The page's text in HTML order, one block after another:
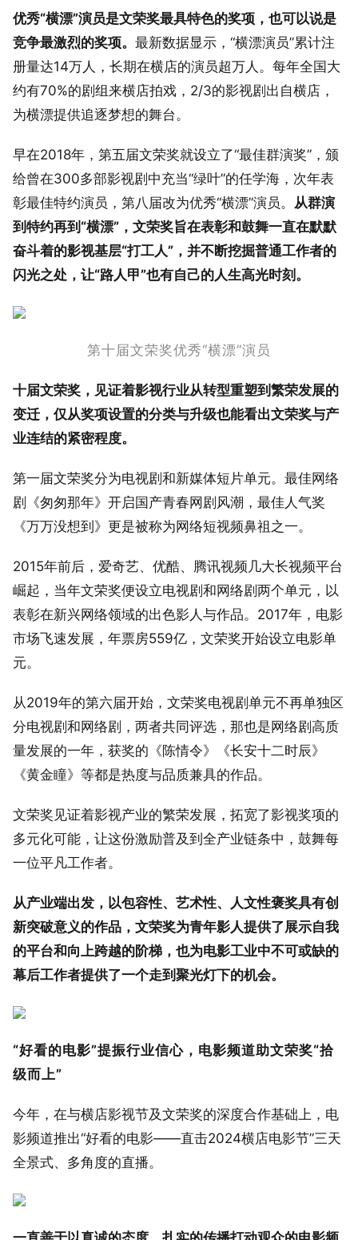
优秀“横漂”演员是文荣奖最具特色的奖项，也可以说是
竞争最激烈的奖项。 最新数据显示，“横漂演员”累计注
册量达14万人，长期在横店的演员超万人。每年全国大
约有70%的剧组来横店拍戏，2/3的影视剧出自横店，
为横漂提供追逐梦想的舞台。
早在2018年，第五届文荣奖就设立了“最佳群演奖”，颁
给曾在300多部影视剧中充当“绿叶”的任学海，次年表
彰最佳特约演员，第八届改为优秀“横漂”演员。 从群演
到特约再到“横漂”，文荣奖旨在表彰和鼓舞一直在默默
奋斗着的影视基层“打工人”，并不断挖掘普通工作者的
闪光之处，让“路人甲”也有自己的人生高光时刻。
第十届文荣奖优秀“横漂”演员
十届文荣奖，见证着影视行业从转型重塑到繁荣发展的
变迁，仅从奖项设置的分类与升级也能看出文荣奖与产
业连结的紧密程度。
第一届文荣奖分为电视剧和新媒体短片单元。最佳网络
剧《匆匆那年》开启国产青春网剧风潮，最佳人气奖
《万万没想到》更是被称为网络短视频鼻祖之一。
2015年前后，爱奇艺、优酷、腾讯视频几大长视频平台
崛起，当年文荣奖便设立电视剧和网络剧两个单元，以
表彰在新兴网络领域的出色影人与作品。2017年，电影
市场飞速发展，年票房559亿，文荣奖开始设立电影单
元。
从2019年的第六届开始，文荣奖电视剧单元不再单独区
分电视剧和网络剧，两者共同评选，那也是网络剧高质
量发展的一年，获奖的《陈情令》《长安十二时辰》
《黄金瞳》等都是热度与品质兼具的作品。
文荣奖见证着影视产业的繁荣发展，拓宽了影视奖项的
多元化可能，让这份激励普及到全产业链条中，鼓舞每
一位平凡工作者。
从产业端出发，以包容性、艺术性、人文性褒奖具有创
新突破意义的作品，文荣奖为青年影人提供了展示自我
的平台和向上跨越的阶梯，也为电影工业中不可或缺的
幕后工作者提供了一个走到聚光灯下的机会。
“好看的电影”提振行业信心，电影频道助文荣奖“拾
级而上”
今年，在与横店影视节及文荣奖的深度合作基础上，电
影频道推出“好看的电影——直击2024横店电影节”三天
全景式、多角度的直播。